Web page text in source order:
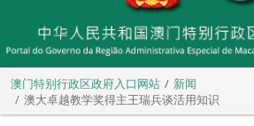
澳门特别行政区政府入口网站
新闻
澳大卓越教学奖得主王瑞兵谈活用知识